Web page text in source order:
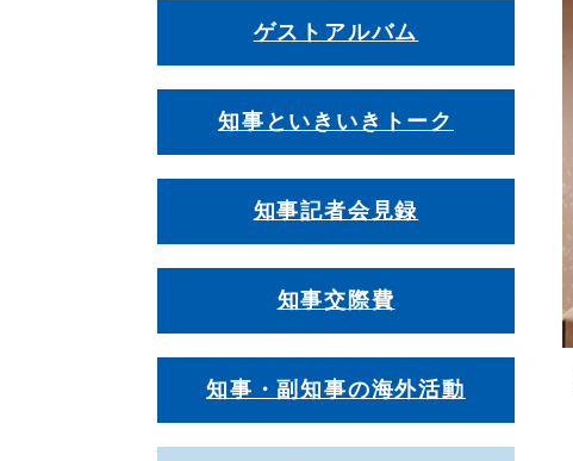
ゲストアルバム
知事といきいきトーク
知事記者会見録
知事交際費
知事・副知事の海外活動